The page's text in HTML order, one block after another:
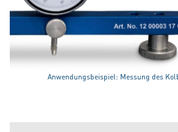
Anwendungsbeispiel: Messung des